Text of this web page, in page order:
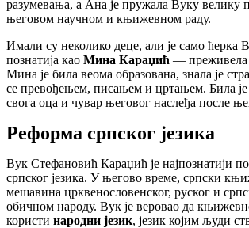
разумевања, а Ана је пружала Вуку велику
његовом научном и књижевном раду.
Имали су неколико деце, али је само
познатија као Мина Караџић — преживела
Мина је била веома образована, знала је
се превођењем, писањем и цртањем. Била је
свога оца и чувар његовог наслеђа после
Реформа српског језика
Вук Стефановић Караџић је најпознатији
српског језика. У његово време, српски
мешавина црквенословенског, руског и
обичном народу. Вук је веровао да
користи народни језик, језик којим људи